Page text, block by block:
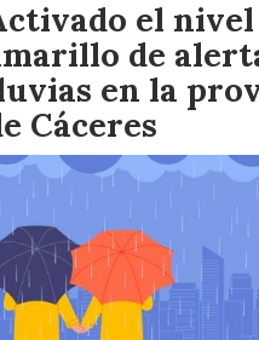
el nivel
de
en la
Cáceres